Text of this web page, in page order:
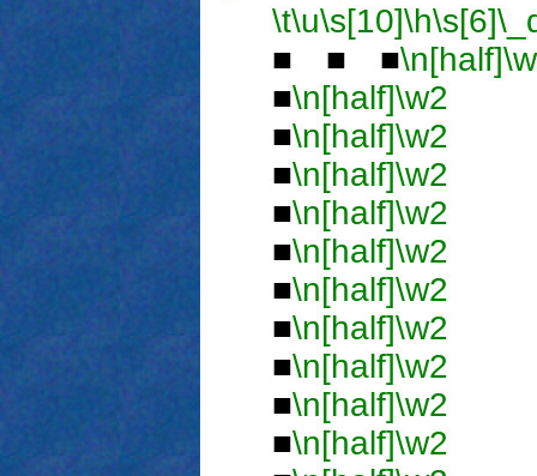
\t\u\s[10]\h\s[6]
■ ■ ■\n[half]
■\n[half]\w2
■\n[half]\w2
■\n[half]\w2
■\n[half]\w2
■\n[half]\w2
■\n[half]\w2
■\n[half]\w2
■\n[half]\w2
■\n[half]\w2
■\n[half]\w2